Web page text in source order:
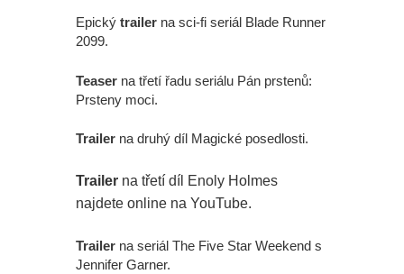
Epický trailer na sci-fi seriál Blade Runner
2099.
Teaser na třetí řadu seriálu Pán prstenů:
Prsteny moci.
Trailer na druhý díl Magické posedlosti.
Trailer na třetí díl Enoly Holmes
najdete online na YouTube.
Trailer na seriál The Five Star Weekend s
Jennifer Garner.